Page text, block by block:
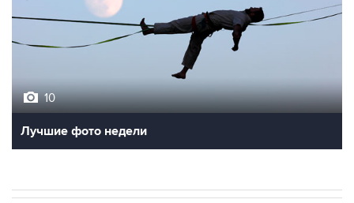
10
Лучшие фото недели